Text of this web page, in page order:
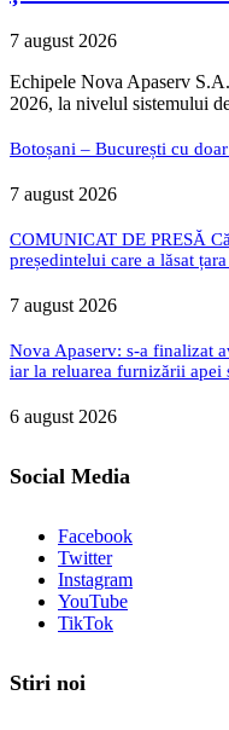
7 august 2026
Echipele Nova Apaserv
2026, la nivelul sistemului
Botoșani – București cu
7 august 2026
COMUNICAT DE PRESĂ
președintelui care a lăsat
7 august 2026
Nova Apaserv: s-a finalizat
iar la reluarea furnizării apei
6 august 2026
Social Media
Facebook
Twitter
Instagram
YouTube
TikTok
Stiri noi